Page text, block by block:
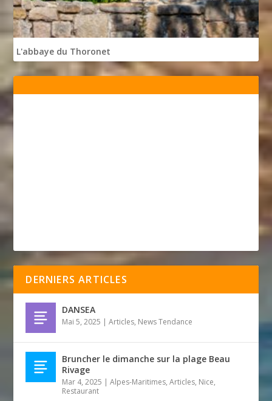
L'abbaye du Thoronet
DERNIERS ARTICLES
DANSEA
Mai 5, 2025 |Articles, News Tendance
Bruncher le dimanche sur la plage Beau
Rivage
Mar 4, 2025 |Alpes-Maritimes,Articles, Nice,
Restaurant